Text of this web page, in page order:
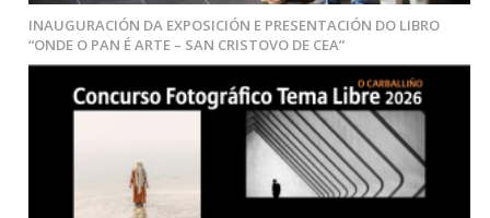
INAUGURACIÓN DA EXPOSICIÓN E PRESENTACIÓN DO LIBRO
“ONDE O PAN É ARTE – SAN CRISTOVO DE CEA”